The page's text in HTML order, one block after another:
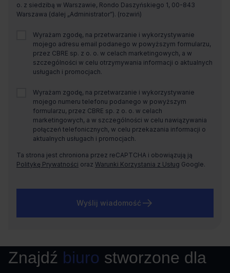
o. z siedzibą w Warszawie, Rondo Daszyńskiego 1, 00-843
Warszawa (dalej „Administrator”).
Wyrażam zgodę, na przetwarzanie i wykorzystywanie
mojego adresu email podanego w powyższym formularzu,
przez CBRE sp. z o. o. w celach marketingowych, a w
szczególności w celu otrzymywania informacji o aktualnych
usługach i promocjach.
Wyrażam zgodę, na przetwarzanie i wykorzystywanie
mojego numeru telefonu podanego w powyższym
formularzu, przez CBRE sp. z o. o. w celach
marketingowych, a w szczególności w celu nawiązywania
połączeń telefonicznych, w celu przekazania informacji o
aktualnych usługach i promocjach.
Ta strona jest chroniona przez reCAPTCHA i obowiązują ją
Politykę Prywatności oraz Warunki Korzystania z Usług Google.
Wyślij wiadomość
Znajdź biuro stworzone dla